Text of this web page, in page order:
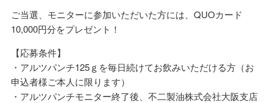
ご当選、モニターに参加いただいた方には、QUOカード
10,000円分をプレゼント！
【応募条件】
・アルツパンチ125ｇを毎日続けてお飲みいただける方（お
申込者様ご本人に限ります）
・アルツパンチモニター終了後、不二製油株式会社大阪支店